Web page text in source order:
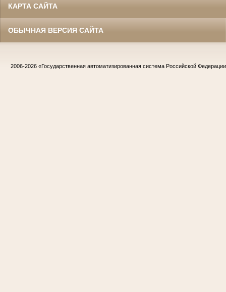
КАРТА САЙТА
ОБЫЧНАЯ ВЕРСИЯ САЙТА
2006-2026 «Государственная автоматизированная система Российской